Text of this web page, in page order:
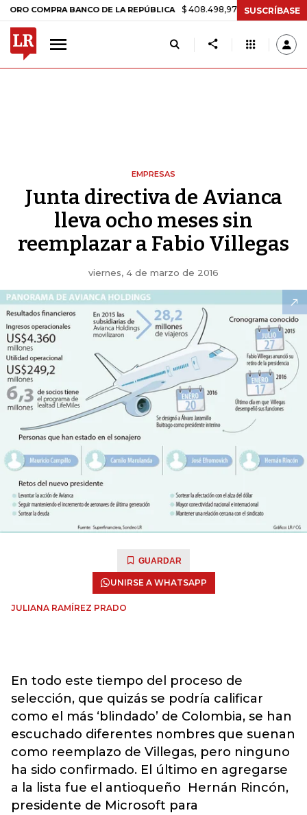
BANCO DE LA REPÚBLICA $ 408.498,97 +$ 8.753,81 +2,19%
SUSCRÍBASE
EMPRESAS
Junta directiva de Avianca
lleva ocho meses sin
reemplazar a Fabio Villegas
viernes, 4 de marzo de 2016
GUARDAR
UNIRSE A WHATSAPP
JULIANA RAMÍREZ PRADO
En todo este tiempo del proceso de
selección, que quizás se podría calificar
como el más ‘blindado’ de Colombia, se han
escuchado diferentes nombres que suenan
como reemplazo de Villegas, pero ninguno
ha sido confirmado. El último en agregarse
a la lista fue el antioqueño Hernán Rincón,
presidente de Microsoft para